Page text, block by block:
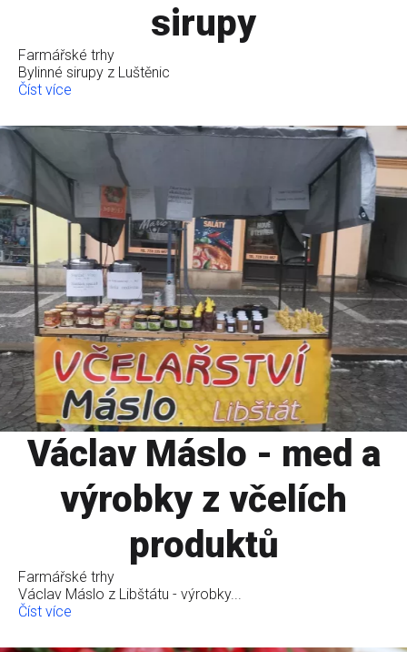
sirupy
Farmářské trhy
Bylinné sirupy z Luštěnic
Číst více
Václav Máslo - med a
výrobky z včelích
produktů
Farmářské trhy
Václav Máslo z Libštátu - výrobky...
Číst více